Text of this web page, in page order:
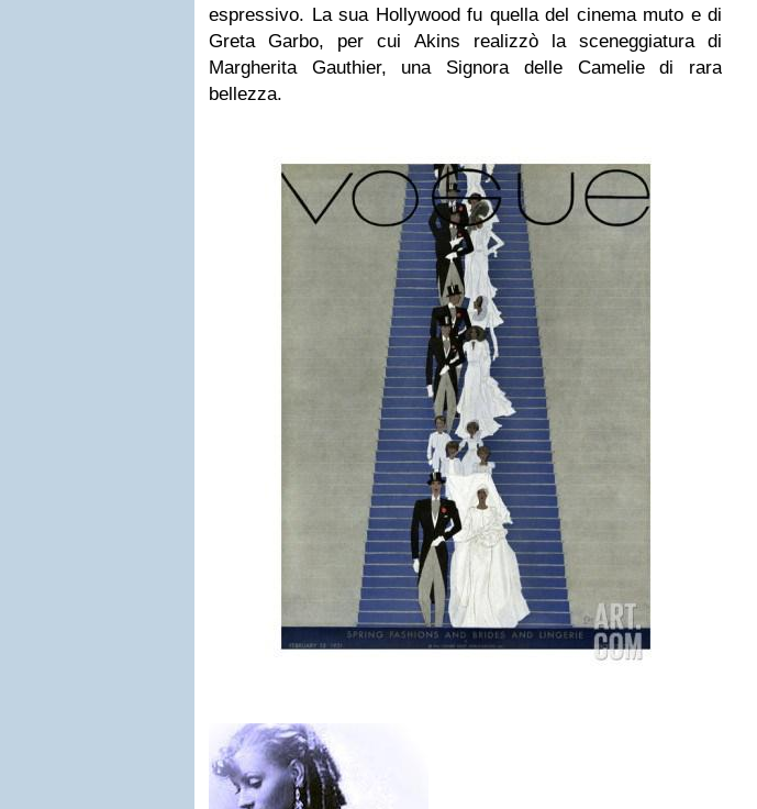
espressivo. La sua Hollywood fu quella del cinema muto e di
Greta Garbo, per cui Akins realizzò la sceneggiatura di
Margherita Gauthier, una Signora delle Camelie di rara
bellezza.